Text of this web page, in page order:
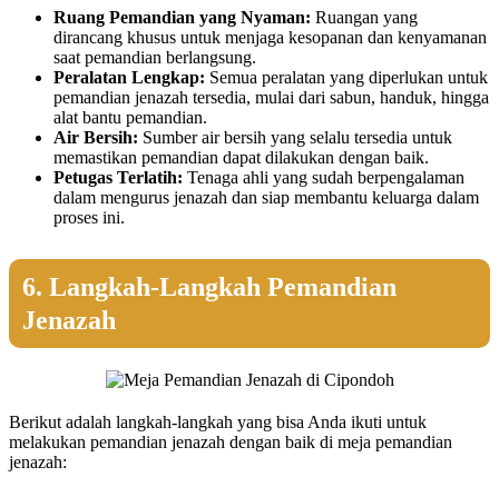
Ruang Pemandian yang Nyaman: Ruangan yang
dirancang khusus untuk menjaga kesopanan dan kenyamanan
saat pemandian berlangsung.
Peralatan Lengkap: Semua peralatan yang diperlukan untuk
pemandian jenazah tersedia, mulai dari sabun, handuk, hingga
alat bantu pemandian.
Air Bersih: Sumber air bersih yang selalu tersedia untuk
memastikan pemandian dapat dilakukan dengan baik.
Petugas Terlatih: Tenaga ahli yang sudah berpengalaman
dalam mengurus jenazah dan siap membantu keluarga dalam
proses ini.
6. Langkah-Langkah Pemandian
Jenazah
Berikut adalah langkah-langkah yang bisa Anda ikuti untuk
melakukan pemandian jenazah dengan baik di meja pemandian
jenazah: